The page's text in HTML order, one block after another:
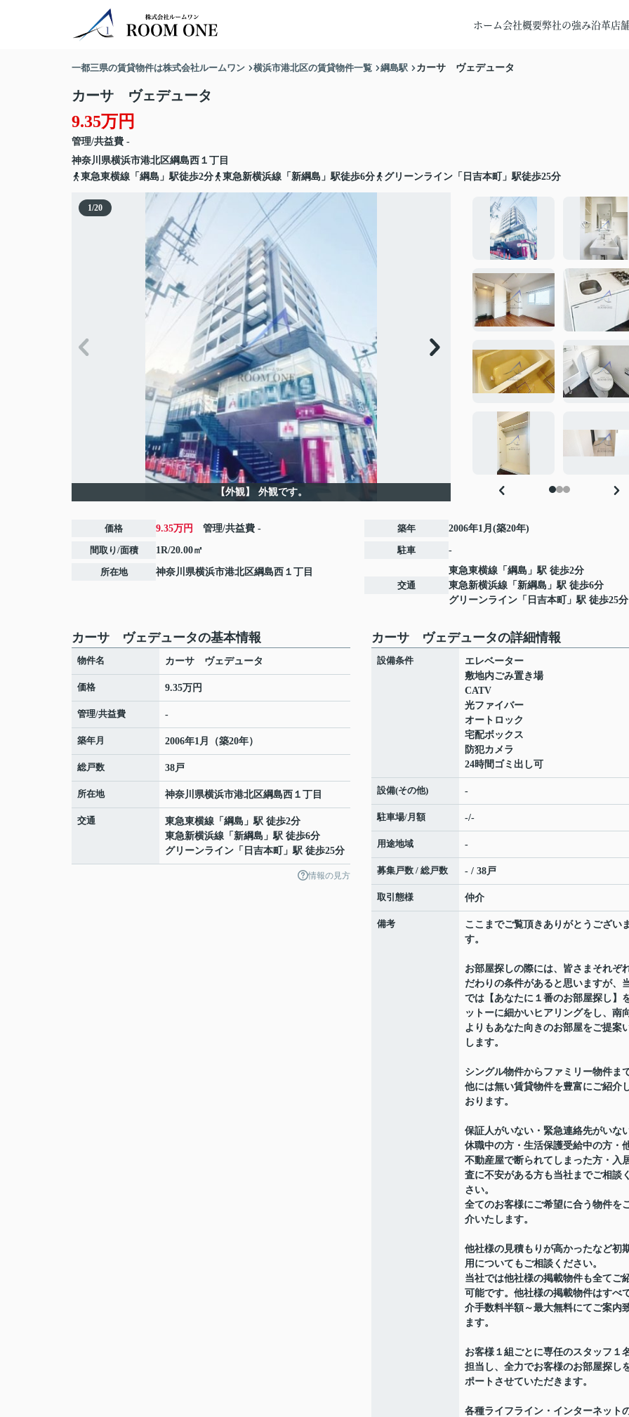
ホーム会社概要弊社の強み沿革店
一都三県の賃貸物件は株式会社ルームワン 横浜市港北区の賃貸物件一覧 綱島駅 カーサ ヴェデュータ
カーサ ヴェデュータ
9.35万円
管理/共益費 -
神奈川県横浜市港北区綱島西 １丁目
東急東横線「綱島」駅徒歩2分
東急新横浜線「新綱島」駅徒歩6分 グリーンライン「日吉本町」駅徒歩25分
1/20
【外観】 外観です。
価格 9.35万円 管理/共益費 -
間取り/面積 1R/20.00㎡
所在地 神奈川県横浜市港北区綱島西 １丁目
築年 2006年1月(築20年)
駐車 -
交通
東急東横線 「 綱島 」駅 徒歩2分
東急新横浜線 「 新綱島 」駅 徒歩6分
グリーンライン 「 日吉本町 」駅 徒歩25分
カーサ ヴェデュータの基本情報
物件名 カーサ ヴェデュータ
価格 9.35万円
管理/共益費 -
築年月 2006年1月（築20年）
総戸数 38戸
所在地 神奈川県横浜市港北区綱島西 １丁目
交通 東急東横線 「 綱島 」駅 徒歩2分
東急新横浜線 「 新綱島 」駅 徒歩6分
グリーンライン 「 日吉本町 」駅 徒歩25分
情報の見方
カーサ ヴェデュータの詳細情報
設備条件
エレベーター
敷地内ごみ置き場
CATV
光ファイバー
オートロック
宅配ボックス
防犯カメラ
24時間ゴミ出し可
設備(その他) -
駐車場/月額 -/-
用途地域 -
募集戸数 / 総戸数 - / 38戸
取引態様 仲介
備考
ここまでご覧頂きありがとうござい
す。
お部屋探しの際には、皆さまそれぞ
だわりの条件があると思いますが、
では【あなたに１番のお部屋探し】
ットーに細かいヒアリングをし、南
よりもあなた向きのお部屋をご提案
します。
シングル物件からファミリー物件ま
他には無い賃貸物件を豊富にご紹介
おります。
保証人がいない・緊急連絡先がいな
休職中の方・生活保護受給中の方・
不動産屋で断られてしまった方・入
査に不安がある方も当社までご相談
さい。
全てのお客様にご希望に合う物件を
介いたします。
他社様の見積もりが高かったなど初
用についてもご相談ください。
当社では他社様の掲載物件も全てご
可能です。他社様の掲載物件はすべ
介手数料半額～最大無料にてご案内
ます。
お客様１組ごとに専任のスタッフ１
担当し、全力でお客様のお部屋探し
ポートさせていただきます。
各種ライフライン・インターネット